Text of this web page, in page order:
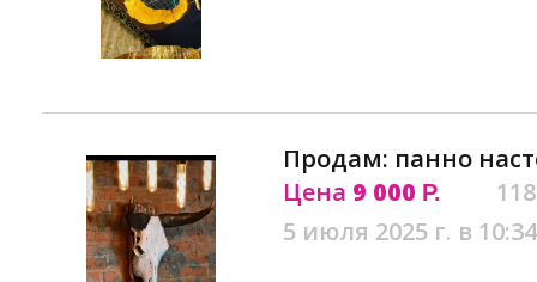
Продам: панно
Цена 9 000 Р.
5 июля 2025 г. в 10:34